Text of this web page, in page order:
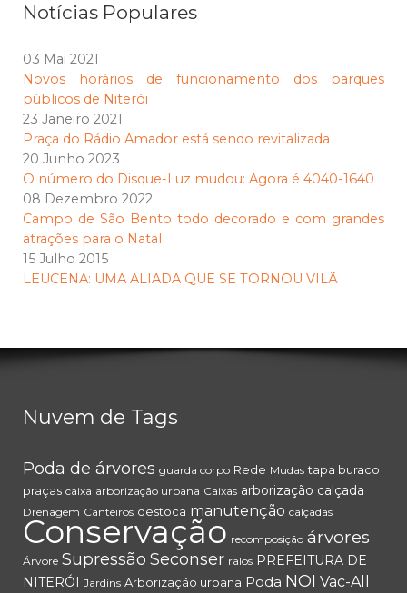
Notícias Populares
03 Mai 2021
Novos horários de funcionamento dos parques
públicos de Niterói
23 Janeiro 2021
Praça do Rádio Amador está sendo revitalizada
20 Junho 2023
O número do Disque-Luz mudou: Agora é 4040-1640
08 Dezembro 2022
Campo de São Bento todo decorado e com grandes
atrações para o Natal
15 Julho 2015
LEUCENA: UMA ALIADA QUE SE TORNOU VILÃ
Nuvem de Tags
Poda de árvores guarda corpo Rede Mudas tapa buraco
praças caixa arborização urbana Caixas arborização calçada
Drenagem Canteiros destoca manutenção calçadas
Conservação recomposição árvores
Árvore Supressão Seconser ralos PREFEITURA DE
NITERÓI
Jardins Arborização urbana Poda NOI Vac-All